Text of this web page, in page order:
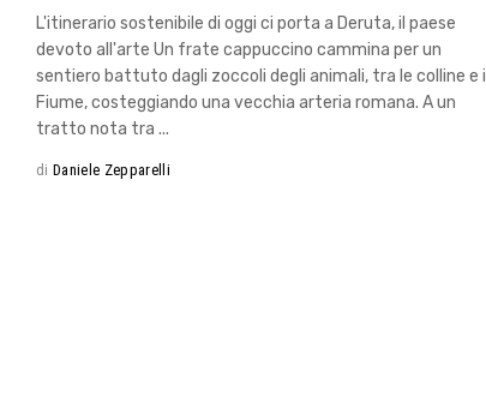
L'itinerario sostenibile di oggi ci porta a Deruta, il paese
devoto all'arte Un frate cappuccino cammina per un
sentiero battuto dagli zoccoli degli animali, tra le colline e il
Fiume, costeggiando una vecchia arteria romana. A un
tratto nota tra
di Daniele Zepparelli